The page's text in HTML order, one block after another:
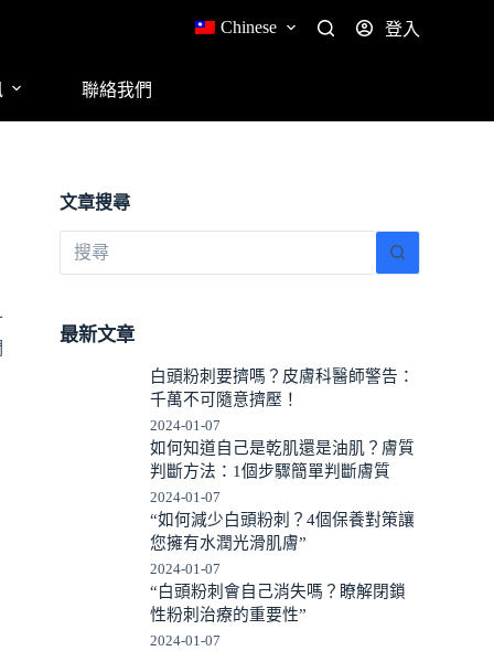
Chinese 登入
聯絡我們
文章搜尋
最新文章
白頭粉刺要擠嗎？皮膚科醫師警告：
千萬不可隨意擠壓！
2024-01-07
如何知道自己是乾肌還是油肌？膚質
判斷方法：1個步驟簡單判斷膚質
2024-01-07
“如何減少白頭粉刺？4個保養對策讓
您擁有水潤光滑肌膚”
2024-01-07
“白頭粉刺會自己消失嗎？瞭解閉鎖
性粉刺治療的重要性”
2024-01-07